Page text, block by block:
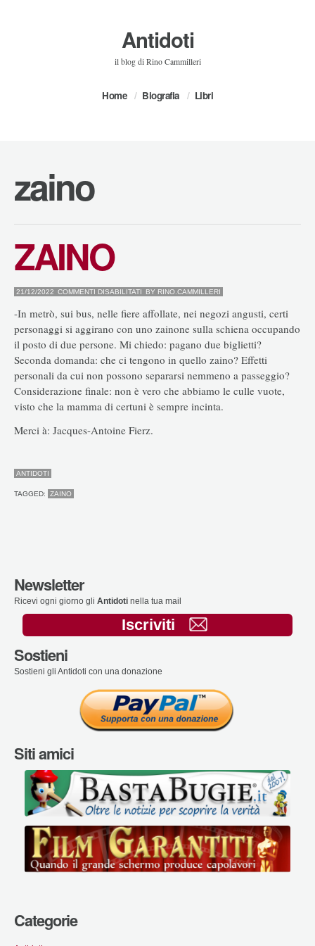
Antidoti
il blog di Rino Cammilleri
Home Biografia Libri
zaino
ZAINO
21/12/2022 COMMENTI DISABILITATI SU
BY RINO.CAMMILLERI
-In metrò, sui bus, nelle fiere affollate, nei negozi angusti, certi
personaggi si aggirano con uno zainone sulla schiena occupando
il posto di due persone. Mi chiedo: pagano due biglietti?
Seconda domanda: che ci tengono in quello zaino? Effetti
personali da cui non possono separarsi nemmeno a passeggio?
Considerazione finale: non è vero che abbiamo le culle vuote,
visto che la mamma di certuni è sempre incinta.
Merci à: Jacques-Antoine Fierz.
ANTIDOTI
TAGGED: ZAINO
Newsletter
Ricevi ogni giorno gli Antidoti nella tua mail
Iscriviti
Sostieni
Sostieni gli Antidoti con una donazione
Siti amici
Categorie